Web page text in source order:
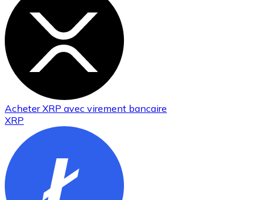
AcheterXRP avec virement bancaire
XRP